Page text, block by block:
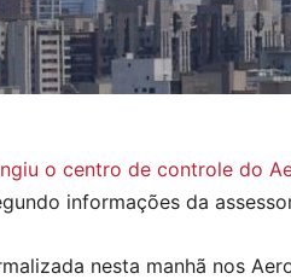
o centro de controle do
informações da
nesta manhã nos